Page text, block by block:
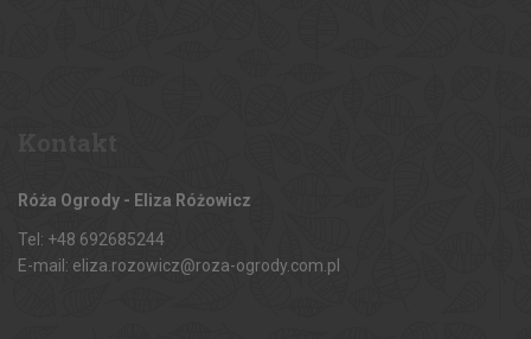
Róża Ogrody - Eliza Różowicz
Tel: +48 692685244
E-mail: eliza.rozowicz@roza-ogrody.com.pl